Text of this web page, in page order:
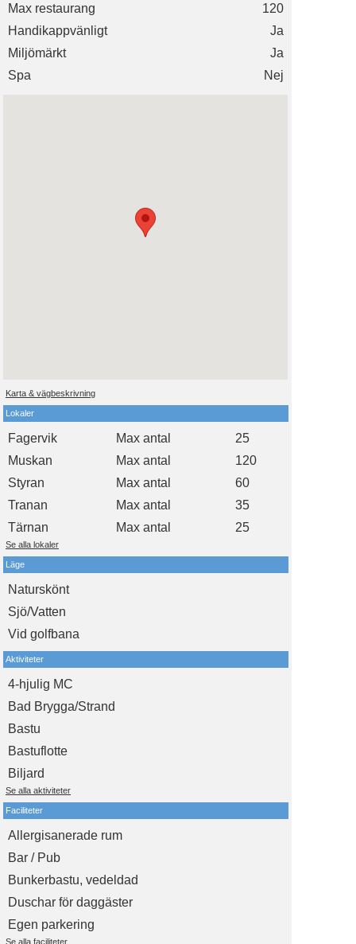
Max restaurang
120
Handikappvänligt
Ja
Miljömärkt
Ja
Spa
Nej
Karta & vägbeskrivning
Lokaler
Fagervik Max antal
25
Muskan
Max antal
120
Styran
Max antal
60
Tranan
Max antal
35
Tärnan
Max antal 25
Se alla lokaler
Läge
Naturskönt
Sjö/Vatten
Vid golfbana
Aktiviteter
4-hjulig MC
Bad Brygga/Strand
Bastu
Bastuflotte
Biljard
Se alla aktiviteter
Faciliteter
Allergisanerade rum
Bar / Pub
Bunkerbastu, vedeldad
Duschar för daggäster
Egen parkering
Se alla faciliteter